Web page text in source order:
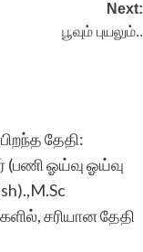
Next:
பூவும் புயலும்..
தேதி:
(பணி ஓய்வு ஓய்வு
சரியான தேதி
இதயம்
மிக்க
அமுதசுரபி